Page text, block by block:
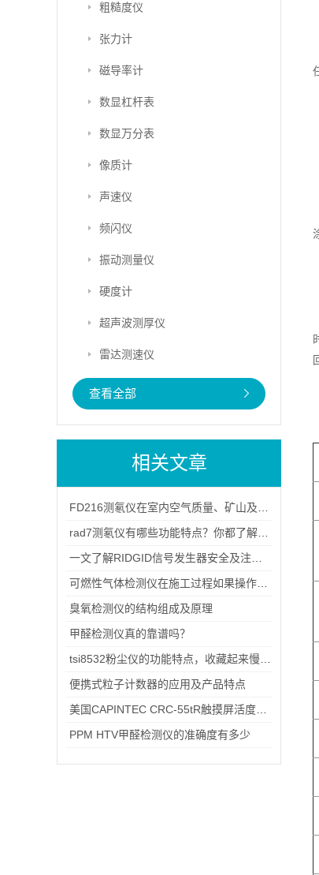
粗糙度仪
张力计
磁导率计
数显杠杆表
数显万分表
像质计
声速仪
频闪仪
振动测量仪
硬度计
超声波测厚仪
雷达测速仪
查看全部
相关文章
臭氧检测仪的结构组成及原理
甲醛检测仪真的靠谱吗？
便携式粒子计数器的应用及产品特点
PPM HTV甲醛检测仪的准确度有多少